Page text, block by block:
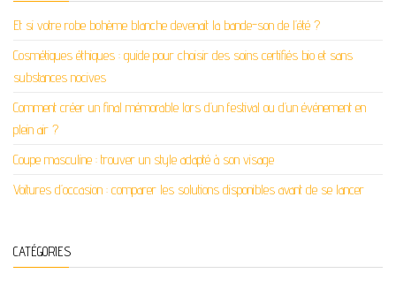
Et si votre robe bohème blanche devenait la bande-son de l’été ?
Cosmétiques éthiques : guide pour choisir des soins certifiés bio et sans
substances nocives
Comment créer un final mémorable lors d’un festival ou d’un événement en
plein air ?
Coupe masculine : trouver un style adapté à son visage
Voitures d’occasion : comparer les solutions disponibles avant de se lancer
CATÉGORIES